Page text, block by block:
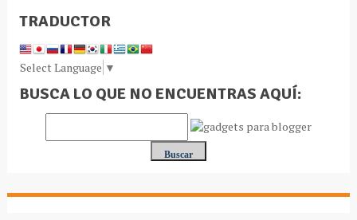
TRADUCTOR
Select Language ▼
BUSCA LO QUE NO ENCUENTRAS AQUÍ: